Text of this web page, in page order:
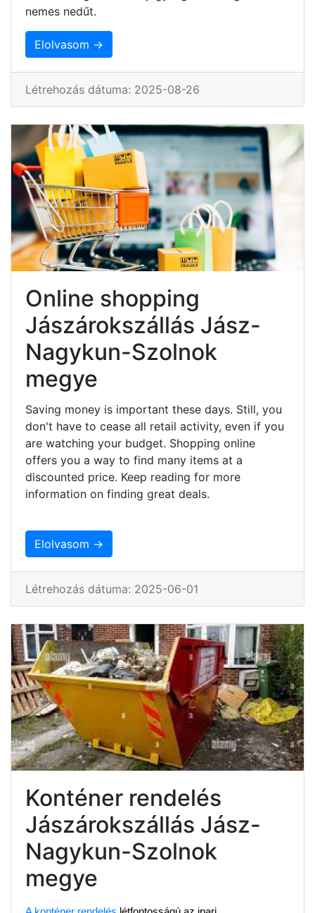
nemes nedűt.
Elolvasom →
Létrehozás dátuma: 2025-08-26
Online shopping
Jászárokszállás Jász-
Nagykun-Szolnok
megye
Saving money is important these days. Still, you
don't have to cease all retail activity, even if you
are watching your budget. Shopping online
offers you a way to find many items at a
discounted price. Keep reading for more
information on finding great deals.
Elolvasom →
Létrehozás dátuma: 2025-06-01
Konténer rendelés
Jászárokszállás Jász-
Nagykun-Szolnok
megye